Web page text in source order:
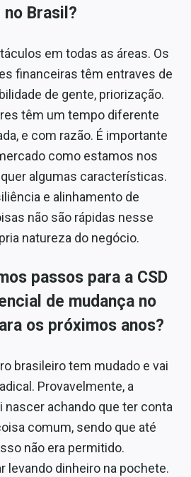
Brasil?
em todas as áreas. Os
financeiras têm entraves de
de gente, priorização.
têm um tempo diferente
e com razão. É importante
como estamos nos
algumas características.
e alinhamento de
não são rápidas nesse
natureza do negócio.
passos para a CSD
de mudança no
os próximos anos?
brasileiro tem mudado e vai
Provavelmente, a
nascer achando que ter conta
comum, sendo que até
não era permitido.
levando dinheiro na pochete.